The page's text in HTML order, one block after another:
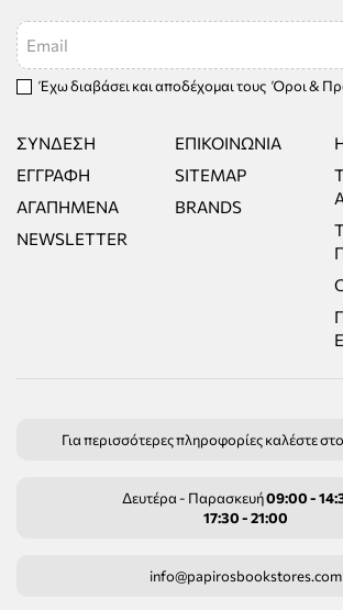
Email
Έχω διαβάσει και αποδέχομαι τους Όροι &
ΣΎΝΔΕΣΗ
ΕΓΓΡΑΦΉ
ΑΓΑΠΗΜΈΝΑ
NEWSLETTER
ΕΠΙΚΟΙΝΩΝΊΑ
SITEMAP
BRANDS
Για περισσότερες πληροφορίες καλέστε στο
Δευτέρα - Παρασκευή09:00 -
17:30 - 21:00
info@papirosbookstores.com